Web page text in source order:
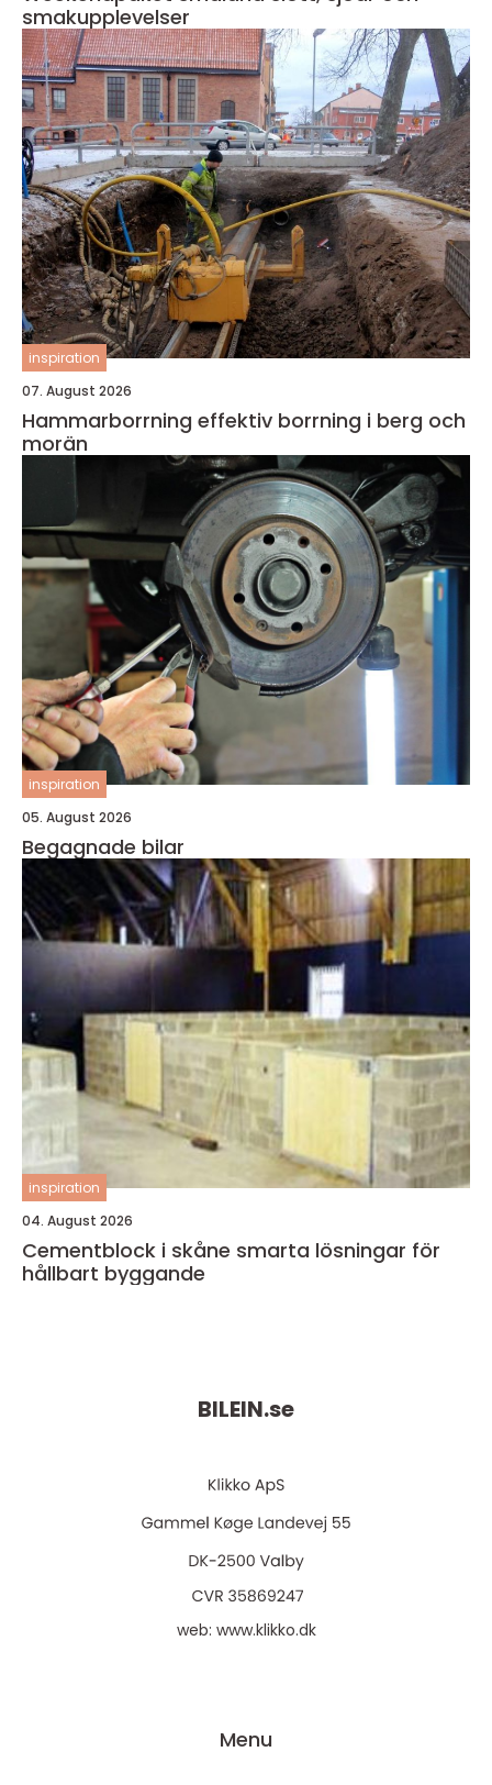
smakupplevelser
inspiration
07. August 2026
Hammarborrning effektiv borrning i berg och
morän
inspiration
05. August 2026
Begagnade bilar
inspiration
04. August 2026
Cementblock i skåne smarta lösningar för
hållbart byggande
BILEIN.se
web: www.klikko.dk
Menu